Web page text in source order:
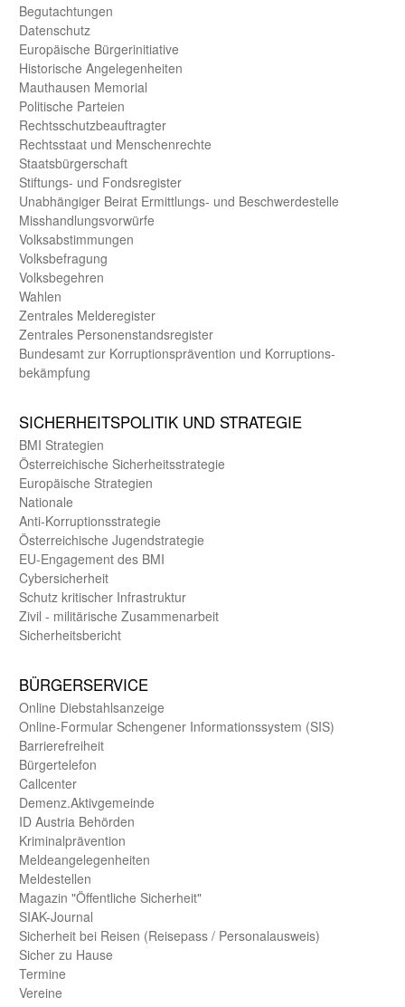
Begut­achtungen
Daten­schutz
Europäische Bürger­initiative
Historische Angelegen­heiten
Mauthausen Memorial
Politische Parteien
Rechts­schutz­beauftragter
Rechts­staat und Menschen­rechte
Staats­bürger­schaft
Stiftungs- und Fonds­register
Unab­hängiger Beirat Ermittlungs- und Beschwerde­stelle
Misshandlungs­vorwürfe
Volks­abstimmungen
Volks­befragung
Volks­begehren
Wahlen
Zentrales Melde­register
Zentrales Personen­stands­register
Bundes­amt zur Korrup­tions­prävention und Korrup­tions­
bekämpfung
SICHER­HEITS­POLITIK UND STRATEGIE
BMI Strategien
Öster­reichische Sicherheits­strategie
Europäische Strategien
Nationale
Anti-Korruptions­strategie
Öster­reichische Jugend­strategie
EU-Engagement des BMI
Cybersicherheit
Schutz kritischer Infra­struktur
Zivil - militärische Zusammen­arbeit
Sicherheits­bericht
BÜRGER­SERVICE
Online Diebstahls­anzeige
Online-Formular Schengener Informationssystem (SIS)
Barriere­freiheit
Bürger­telefon
Call­center
Demenz.Aktiv­gemeinde
ID Austria Behörden
Kriminal­prävention
Melde­an­ge­le­gen­heiten
Meld­estellen
Magazin "Öffentliche Sicherheit"
SIAK-Journal
Sicherheit bei Reisen (Reise­pass / Personal­ausweis)
Sicher zu Hause
Termine
Vereine